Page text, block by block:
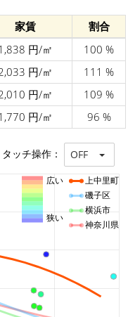
家賃
割合
円/㎡
100 %
円/㎡
111 %
円/㎡
109 %
円/㎡ 96 %
タッチ操作： OFF
上中里町
磯子区
横浜市
神奈川県
広い
狭い